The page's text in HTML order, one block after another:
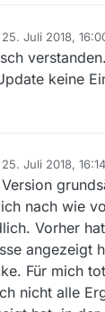
25. Juli 2018,
von
keine
25. Juli 2018, 16:14
von
nach wie
Vorher
angezeigt
Für mich
nicht alle